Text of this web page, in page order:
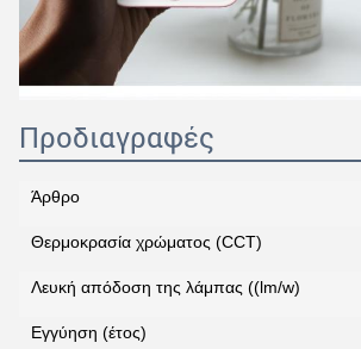
Προδιαγραφές
Άρθρο
Θερμοκρασία χρώματος (CCT)
Λευκή απόδοση της λάμπας ((lm/w)
Εγγύηση (έτος)